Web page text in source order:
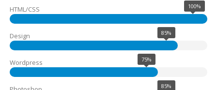
HTML/CSS 100%
Design 85%
Wordpress 75%
85%